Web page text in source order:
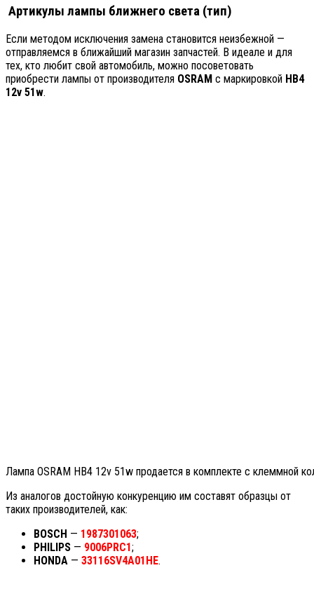
Артикулы лампы ближнего света (тип)
Если методом исключения замена становится неизбежной —
отправляемся в ближайший магазин запчастей. В идеале и для
тех, кто любит свой автомобиль, можно посоветовать
приобрести лампы от производителя OSRAM с маркировкой HB4
12v 51w.
Лампа OSRAM HB4 12v 51w продается в комплекте с клеммной
Из аналогов достойную конкуренцию им составят образцы от
таких производителей, как:
BOSCH — 1987301063;
PHILIPS — 9006PRC1;
HONDA — 33116SV4A01HE.